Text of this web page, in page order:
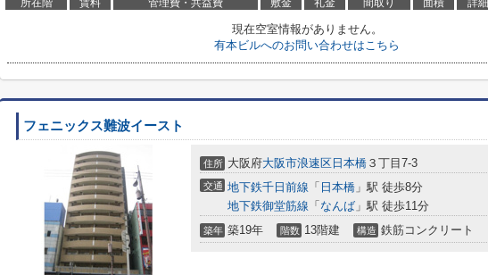
所在階 賃料 管理費・共益費 敷金 礼金 間取り 面積 詳細
現在空室情報がありません。
有本ビルへのお問い合わせはこちら
フェニックス難波イースト
住所 大阪府大阪市浪速区 日本橋 ３丁目7-3
交通 地下鉄千日前線 「 日本橋 」駅 徒歩8分
地下鉄御堂筋線 「 なんば 」駅 徒歩11分
築年 築19年 階数 13階建 構造 鉄筋コンクリート